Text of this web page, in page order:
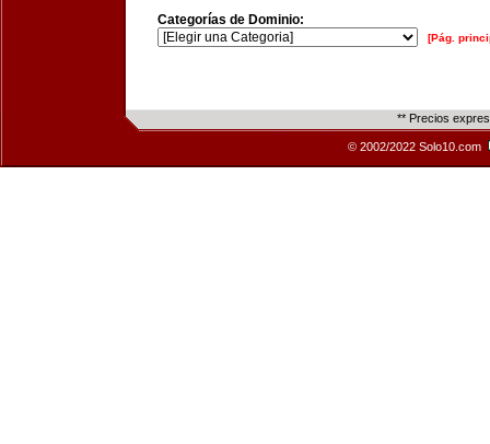
Categorías de Dominio:
[Pág.
** Precios
© 2002/2022 Solo10.com